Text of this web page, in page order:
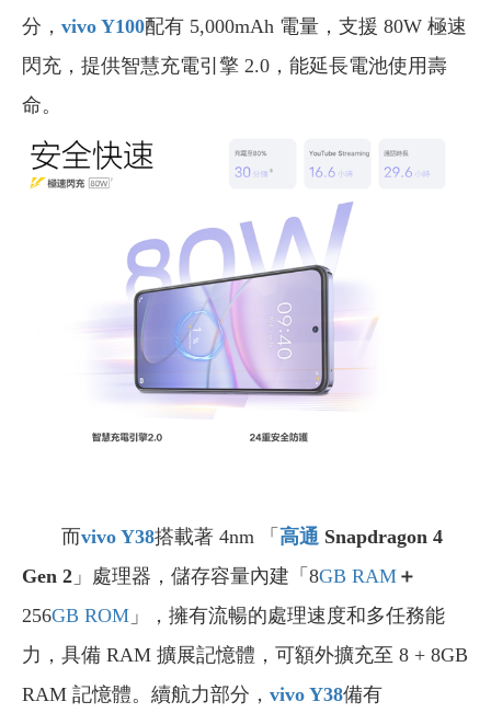
分， vivo Y100配有 5,000mAh 電量，支援 80W 極速
閃充，提供智慧充電引擎 2.0，能延長電池使用壽
命。
而vivo Y38搭載著 4nm 「 高通 Snapdragon 4
Gen 2 」處理器，儲存容量內建「8GB RAM ＋
256GB ROM 」，擁有流暢的處理速度和多任務能
力，具備 RAM 擴展記憶體，可額外擴充至 8 + 8GB
RAM 記憶體。續航力部分， vivo Y38備有